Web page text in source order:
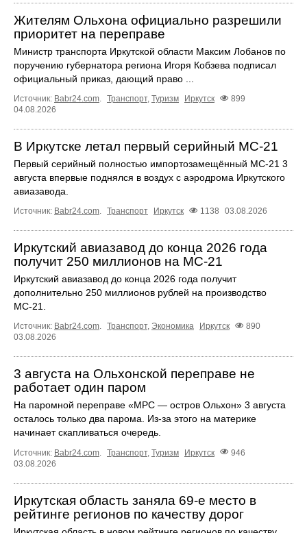
Жителям Ольхона официально разрешили
приоритет на переправе
Министр транспорта Иркутской области Максим Лобанов по
поручению губернатора региона Игоря Кобзева подписал
официальный приказ, дающий право ...
Источник: Babr24.com. Транспорт, Туризм Иркутск
899
04.08.2026
В Иркутске летал первый серийный МС‑21
Первый серийный полностью импортозамещённый МС‑21 3
августа впервые поднялся в воздух с аэродрома Иркутского
авиазавода.
Источник: Babr24.com. Транспорт Иркутск 1138 03.08.2026
Иркутский авиазавод до конца 2026 года
получит 250 миллионов на МС-21
Иркутский авиазавод до конца 2026 года получит
дополнительно 250 миллионов рублей на производство
МС‑21.
Источник: Babr24.com. Транспорт, Экономика Иркутск
890
03.08.2026
3 августа на Ольхонской переправе не
работает один паром
На паромной переправе «МРС — остров Ольхон» 3 августа
осталось только два парома. Из‑за этого на материке
начинает скапливаться очередь.
Источник: Babr24.com Транспорт, Туризм Иркутск
946
03.08.2026
Иркутская область заняла 69‑е место в
рейтинге регионов по качеству дорог